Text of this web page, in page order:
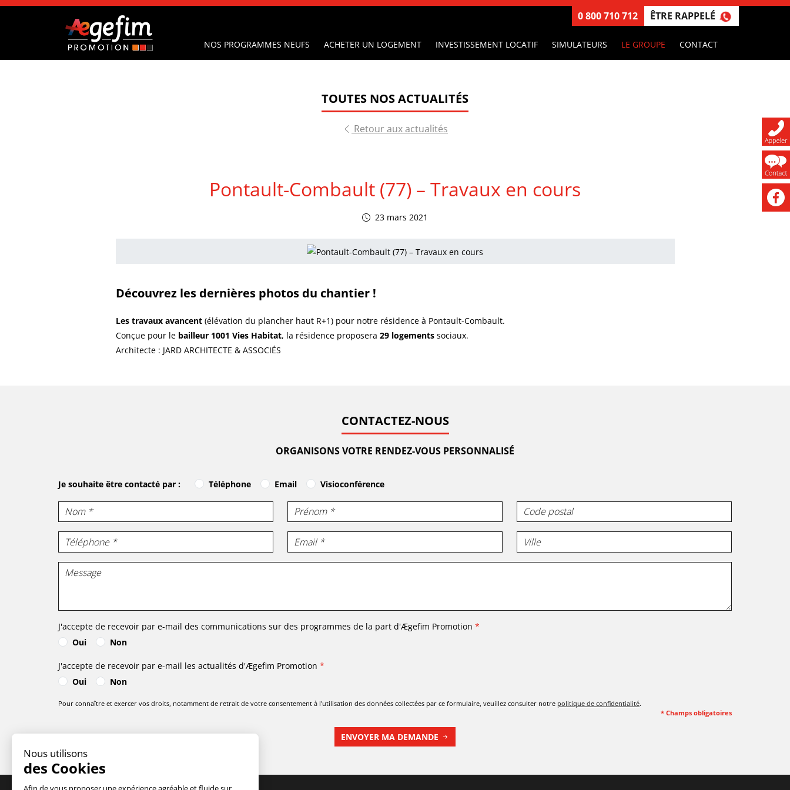
NOS PROGRAMMES NEUFS ACHETER UN LOGEMENT INVESTISSEMENT LOCATIF SIMULATEURS LE GROUPE CONTACT
0 800 710 712 ÊTRE RAPPELÉ
TOUTES NOS ACTUALITÉS
Retour aux actualités
Pontault-Combault (77) – Travaux en cours
23 mars 2021
Découvrez les dernières photos du chantier !
Les travaux avancent(élévation du plancher haut R+1) pour notre résidence à Pontault-Combault.
Conçue pour le bailleur 1001 Vies Habitat, la résidence proposera 29 logementssociaux.
Architecte : JARD ARCHITECTE & ASSOCIÉS
CONTACTEZ-NOUS
ORGANISONS VOTRE RENDEZ-VOUS PERSONNALISÉ
Je souhaite être contacté par : Téléphone Email Visioconférence
J'accepte de recevoir par e-mail des communications sur des programmes de la part d'Ægefim Promotion *
Oui
Non
J'accepte de recevoir par e-mail les actualités d'Ægefim Promotion *
Oui
Non
Pour connaître et exercer vos droits, notamment de retrait de votre consentement à l'utilisation des données collectées par ce formulaire, veuillez consulter notre politique de confidentialité.
* Champs obligatoires
ENVOYER MA DEMANDE